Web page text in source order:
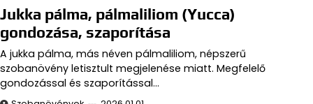
Jukka pálma, pálmaliliom (Yucca)
gondozása, szaporítása
A jukka pálma, más néven pálmaliliom, népszerű
szobanövény letisztult megjelenése miatt. Megfelelő
gondozással és szaporítással…